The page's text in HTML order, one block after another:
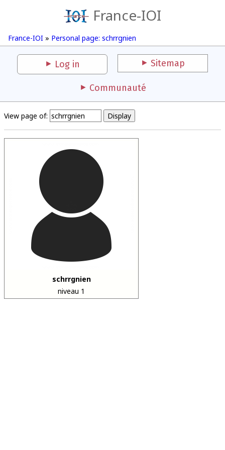
France-IOI
France-IOI » Personal page: schrrgnien
Log in Sitemap
Communauté
View page of:
schrrgnien
niveau 1